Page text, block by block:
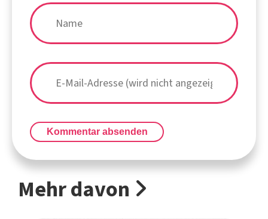
Kommentar absenden
Mehr davon